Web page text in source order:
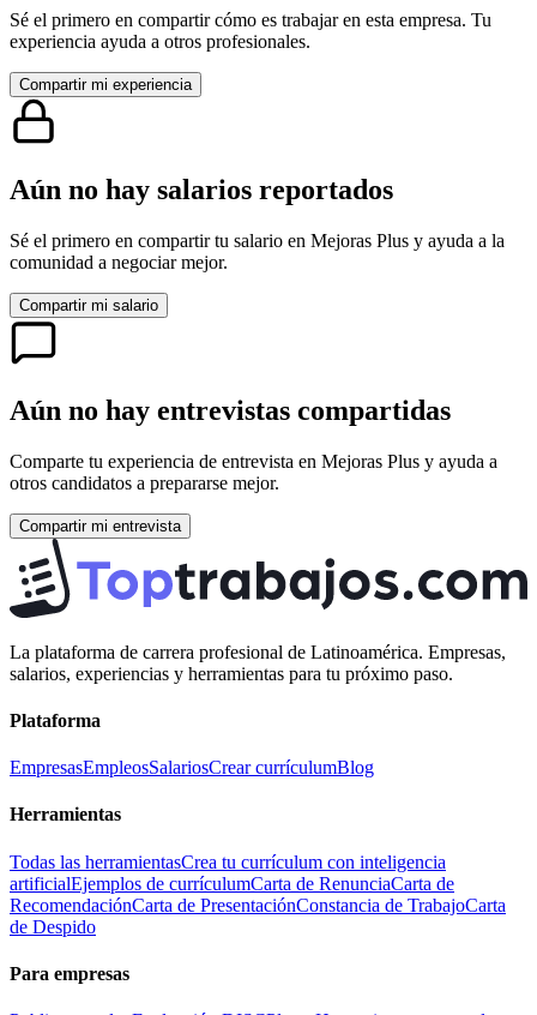
Sé el primero en compartir cómo es trabajar en esta empresa. Tu
experiencia ayuda a otros profesionales.
Compartir mi experiencia
Aún no hay salarios reportados
Sé el primero en compartir tu salario en Mejoras Plus y ayuda a la
comunidad a negociar mejor.
Compartir mi salario
Aún no hay entrevistas compartidas
Comparte tu experiencia de entrevista en Mejoras Plus y ayuda a
otros candidatos a prepararse mejor.
Compartir mi entrevista
La plataforma de carrera profesional de Latinoamérica. Empresas,
salarios, experiencias y herramientas para tu próximo paso.
Plataforma
EmpresasEmpleosSalariosCrear currículumBlog
Herramientas
Todas las herramientasCrea tu currículum con inteligencia
artificialEjemplos de currículumCarta de RenunciaCarta de
RecomendaciónCarta de PresentaciónConstancia de TrabajoCarta
de Despido
Para empresas